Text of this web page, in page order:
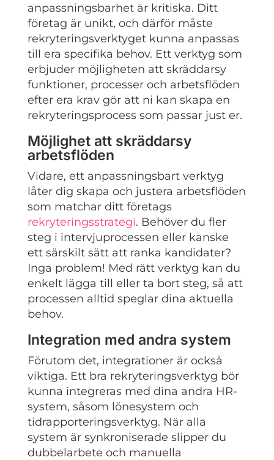
anpassningsbarhet är kritiska. Ditt
företag är unikt, och därför måste
rekryteringsverktyget kunna anpassas
till era specifika behov. Ett verktyg som
erbjuder möjligheten att skräddarsy
funktioner, processer och arbetsflöden
efter era krav gör att ni kan skapa en
rekryteringsprocess som passar just er.
Möjlighet att skräddarsy
arbetsflöden
Vidare, ett anpassningsbart verktyg
låter dig skapa och justera arbetsflöden
som matchar ditt företags
rekryteringsstrategi. Behöver du fler
steg i intervjuprocessen eller kanske
ett särskilt sätt att ranka kandidater?
Inga problem! Med rätt verktyg kan du
enkelt lägga till eller ta bort steg, så att
processen alltid speglar dina aktuella
behov.
Integration med andra system
Förutom det, integrationer är också
viktiga. Ett bra rekryteringsverktyg bör
kunna integreras med dina andra HR-
system, såsom lönesystem och
tidrapporteringsverktyg. När alla
system är synkroniserade slipper du
dubbelarbete och manuella